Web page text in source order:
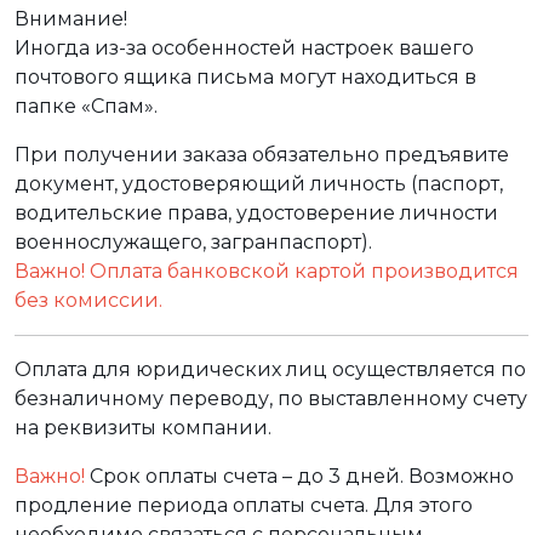
Внимание!
Иногда из-за особенностей настроек вашего
почтового ящика письма могут находиться в
папке «Спам».
При получении заказа обязательно предъявите
документ, удостоверяющий личность (паспорт,
водительские права, удостоверение личности
военнослужащего, загранпаспорт).
Важно! Оплата банковской картой производится
без комиссии.
Оплата для юридических лиц осуществляется по
безналичному переводу, по выставленному счету
на реквизиты компании.
Важно! Срок оплаты счета – до 3 дней. Возможно
продление периода оплаты счета. Для этого